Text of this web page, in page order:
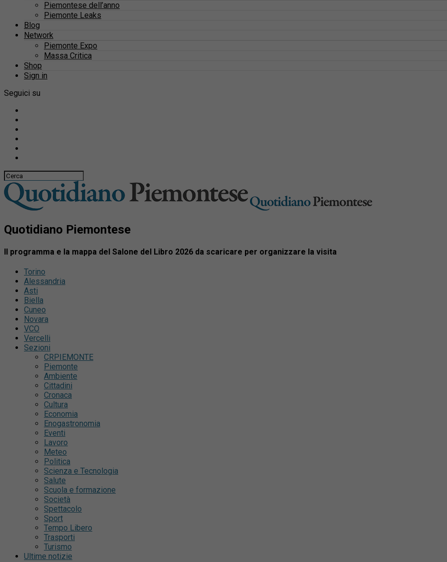
Piemontese dell’anno
Piemonte Leaks
Blog
Network
Piemonte Expo
Massa Critica
Shop
Sign in
Seguici su
Quotidiano Piemontese
Il programma e la mappa del Salone del Libro 2026 da scaricare per organizzare la visita
Torino
Alessandria
Asti
Biella
Cuneo
Novara
VCO
Vercelli
Sezioni
CRPIEMONTE
Piemonte
Ambiente
Cittadini
Cronaca
Cultura
Economia
Enogastronomia
Eventi
Lavoro
Meteo
Politica
Scienza e Tecnologia
Salute
Scuola e formazione
Società
Spettacolo
Sport
Tempo Libero
Trasporti
Turismo
Ultime notizie